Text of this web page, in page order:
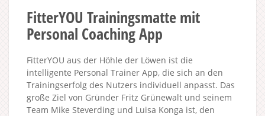
FitterYOU Trainingsmatte mit
Personal Coaching App
FitterYOU aus der Höhle der Löwen ist die
intelligente Personal Trainer App, die sich an den
Trainingserfolg des Nutzers individuell anpasst. Das
große Ziel von Gründer Fritz Grünewalt und seinem
Team Mike Steverding und Luisa Konga ist, den